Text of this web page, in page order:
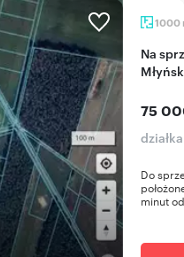
1000
Na sprzedaż działki budowlane 1000-1500 m² w
75
Do
minut